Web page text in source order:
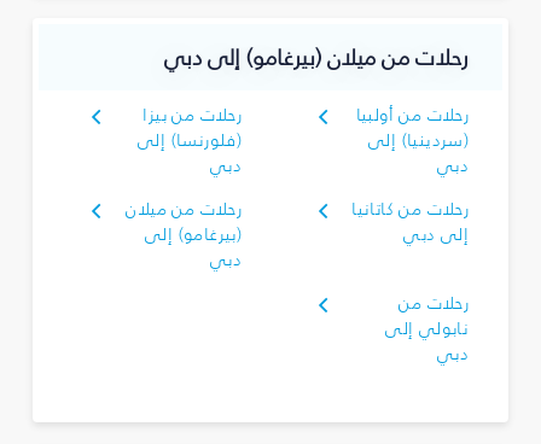
رحلات من ميلان (بيرغامو) إلى دبي
رحلات من أولبيا
(سردينيا) إلى
دبي
رحلات من بيزا
(فلورنسا) إلى
دبي
رحلات من كاتانيا
إلى دبي
رحلات من ميلان
(بيرغامو) إلى
دبي
رحلات من
نابولي إلى
دبي